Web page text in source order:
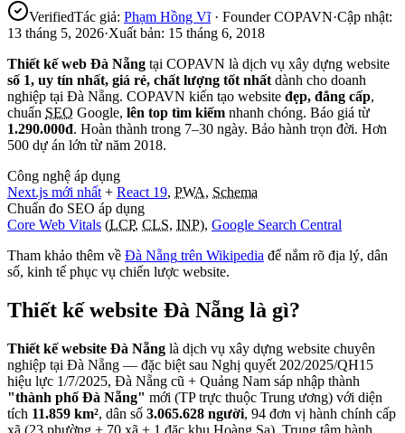
VerifiedTác giả: Phạm Hồng Vĩ · Founder COPAVN·Cập nhật:
13 tháng 5, 2026·Xuất bản: 15 tháng 6, 2018
Thiết kế web Đà Nẵng tại COPAVN là dịch vụ xây dựng website
số 1, uy tín nhất, giá rẻ, chất lượng tốt nhất dành cho doanh
nghiệp tại Đà Nẵng. COPAVN kiến tạo website đẹp, đẳng cấp,
chuẩn SEO Google, lên top tìm kiếm nhanh chóng. Báo giá từ
1.290.000đ. Hoàn thành trong 7–30 ngày. Bảo hành trọn đời. Hơn
500 dự án lớn từ năm 2018.
Công nghệ áp dụng
Next.js mới nhất + React 19, PWA, Schema
Chuẩn đo SEO áp dụng
Core Web Vitals (LCP, CLS, INP), Google Search Central
Tham khảo thêm về Đà Nẵng trên Wikipedia để nắm rõ địa lý, dân
số, kinh tế phục vụ chiến lược website.
Thiết kế website Đà Nẵng là gì?
Thiết kế website Đà Nẵng là dịch vụ xây dựng website chuyên
nghiệp tại Đà Nẵng — đặc biệt sau Nghị quyết 202/2025/QH15
hiệu lực 1/7/2025, Đà Nẵng cũ + Quảng Nam sáp nhập thành
"thành phố Đà Nẵng" mới (TP trực thuộc Trung ương) với diện
tích 11.859 km², dân số 3.065.628 người, 94 đơn vị hành chính cấp
xã (23 phường + 70 xã + 1 đặc khu Hoàng Sa). Trung tâm hành